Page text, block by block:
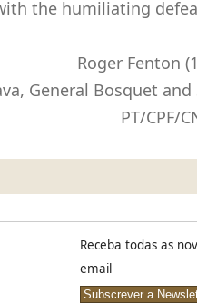
the humiliating
Roger Fenton
General Bosquet and
PT/CPF/
Receba todas as
email